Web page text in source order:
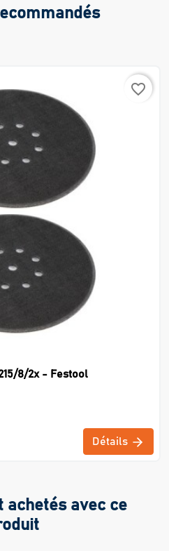
favorite_border
8/2x - Festool
Détails
achetés avec ce